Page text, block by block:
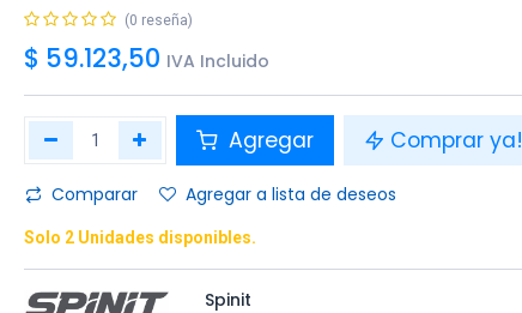
(0 reseña)
$ 59.123,50 IVA Incluido
Agregar Comprar ya!
Comparar Agregar a lista de deseos
Solo 2 Unidades disponibles.
Spinit